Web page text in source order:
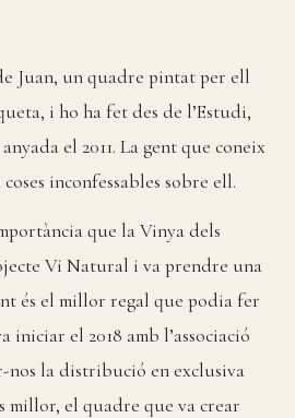
Juan, un quadre pintat per ell
i ho ha fet des de l’Estudi,
el 2011. La gent que coneix
inconfessables sobre ell.
que la Vinya dels
Vi Natural i va prendre una
és el millor regal que podia fer
iniciar el 2018 amb l’associació
nos la distribució en exclusiva
millor, el quadre que va crear